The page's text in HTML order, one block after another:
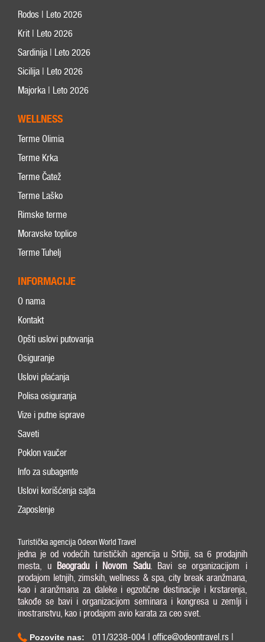
Rodos | Leto 2026
Krit | Leto 2026
Sardinija | Leto 2026
Sicilija | Leto 2026
Majorka | Leto 2026
WELLNESS
Terme Olimia
Terme Krka
Terme Čatež
Terme Laško
Rimske terme
Moravske toplice
Terme Tuhelj
INFORMACIJE
O nama
Kontakt
Opšti uslovi putovanja
Osiguranje
Uslovi plaćanja
Polisa osiguranja
Vize i putne isprave
Saveti
Poklon vaučer
Info za subagente
Uslovi korišćenja sajta
Zaposlenje
Turistička agencija Odeon World Travel
jedna je od vodećih turističkih agencija u Srbiji, sa 6 prodajnih
mesta, u Beogradu i Novom Sadu. Bavi se organizacijom i
prodajom letnjih, zimskih, wellness & spa, city break aranžmana,
kao i aranžmana za daleke i egzotične destinacije i krstarenja,
takođe se bavi i organizacijom seminara i kongresa u zemlji i
inostranstvu, kao i prodajom avio karata za ceo svet.
Pozovite nas: 011/3238-004 | office@odeontravel.rs |